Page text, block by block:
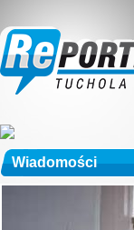
Wiadomości